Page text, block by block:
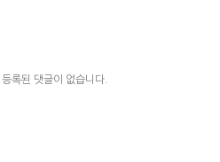
등록된 댓글이 없습니다.